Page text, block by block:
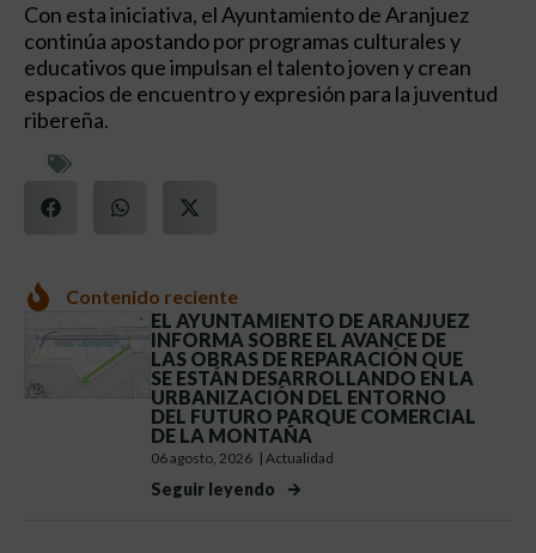
Con esta iniciativa, el Ayuntamiento de Aranjuez
continúa apostando por programas culturales y
educativos que impulsan el talento joven y crean
espacios de encuentro y expresión para la juventud
ribereña.
Contenido reciente
EL AYUNTAMIENTO DE ARANJUEZ
INFORMA SOBRE EL AVANCE DE
LAS OBRAS DE REPARACIÓN QUE
SE ESTÁN DESARROLLANDO EN LA
URBANIZACIÓN DEL ENTORNO
DEL FUTURO PARQUE COMERCIAL
DE LA MONTAÑA
06 agosto, 2026 | Actualidad
Seguir leyendo